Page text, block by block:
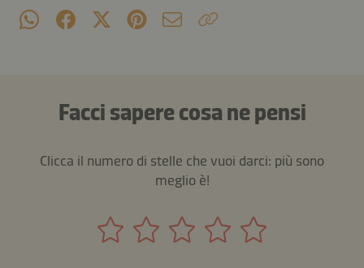
Facci sapere cosa ne pensi
Clicca il numero di stelle che vuoi darci: più sono
meglio è!